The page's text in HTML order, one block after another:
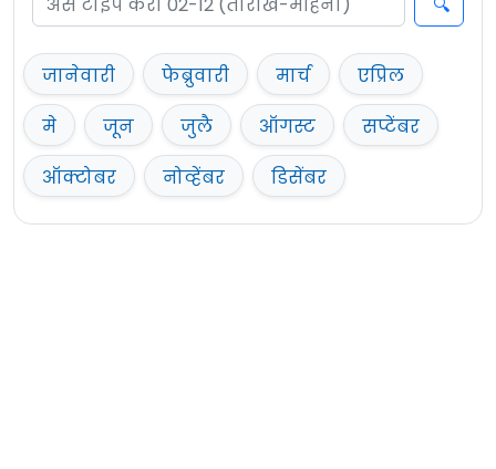
जानेवारी फेब्रुवारी मार्च
एप्रिल
मे
जून जुलै ऑगस्ट
सप्टेंबर
ऑक्टोबर
नोव्हेंबर डिसेंबर